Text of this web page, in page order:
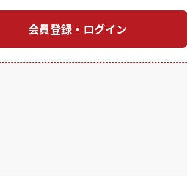
会員登録・ログイン